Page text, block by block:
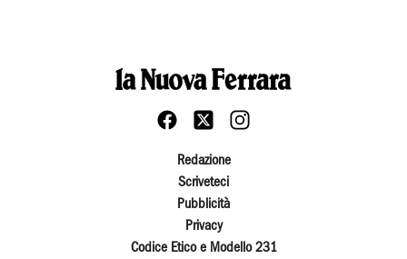
Redazione
Scriveteci
Pubblicità
Privacy
Codice Etico e Modello 231